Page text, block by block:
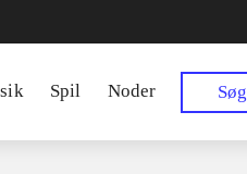
Spil Noder Søg